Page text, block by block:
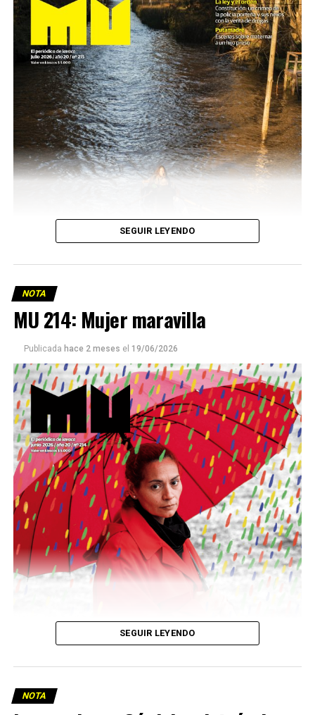
Este número 215 de MU ☝️viene con doble tapa, que
podría ser una frase:
Sin chamuyo, a remarla.
Descargar la Mu en PDF
SEGUIR LEYENDO
NOTA
MU 214: Mujer maravilla
Publicada hace 2 meses el 19/06/2026
SEGUIR LEYENDO
NOTA